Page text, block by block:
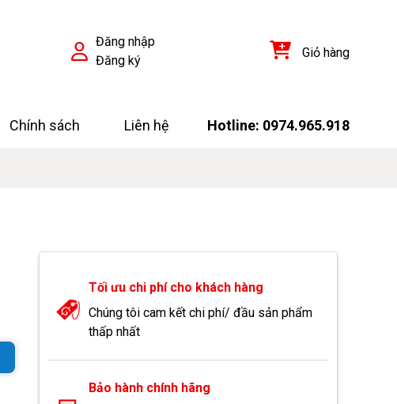
Đăng nhập
Đăng ký
Giỏ hàng
Chính sách Liên hệ Hotline: 0974.965.918
Tối ưu chi phí cho khách hàng
Chúng tôi cam kết chi phí/ đầu sản phẩm
thấp nhất
Bảo hành chính hãng